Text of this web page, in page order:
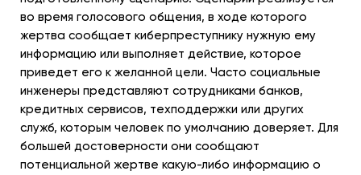
во время голосового общения, в ходе которого
жертва сообщает киберпреступнику нужную ему
информацию или выполняет действие, которое
приведет его к желанной цели. Часто социальные
инженеры представляют сотрудниками банков,
кредитных сервисов, техподдержки или других
служб, которым человек по умолчанию доверяет. Для
большей достоверности они сообщают
потенциальной жертве какую-либо информацию о